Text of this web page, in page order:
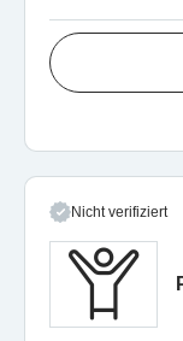
Nicht verifiziert